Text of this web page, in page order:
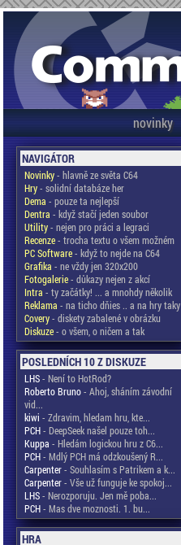
novinky
NAVIGÁTOR
Novinky- hlavně ze světa C64
Hry- solidní databáze her
Dema - pouze ta nejlepší
Dentra - když stačí jeden soubor
Utility- nejen pro práci a legraci
Recenze- trocha textu o všem možném
PC Software- když to nejde na C64
Grafika - ne vždy jen 320x200
Fotogalerie- důkazy nejen z akcí
Intra - ty začátky! ... a mnohdy několik
Reklama - na ticho dňies .. a na hry taky
Covery- diskety zabalené v obrázku
Diskuze- o všem, o ničem a tak
POSLEDNÍCH 10 Z DISKUZE
LHS- Není to HotRod?
Roberto Bruno- Ahoj, sháním závodní
vid...
kiwi - Zdravim, hledam hru, kte...
PCH- DeepSeek našel pouze toh...
Kuppa - Hledám logickou hru z C6...
PCH- Mdlý PCH má odzkoušený R...
Carpenter- Souhlasím s Patrikem a k...
Carpenter- Vše už funguje ke spokoj...
LHS- Nerozporuju. Jen mě poba...
PCH- Mas dve moznosti. 1. bu...
HRA